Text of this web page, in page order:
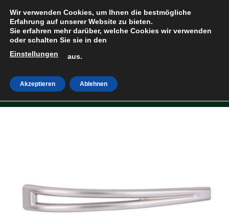
Inhalt
springen
HOME
Wir verwenden Cookies, um Ihnen die bestmögliche
Erfahrung auf unserer Website zu bieten.
Sie erfahren mehr darüber, welche Cookies wir verwenden
oder schalten Sie sie in den
Einstellungen
aus.
Akzeptieren Ablehnen